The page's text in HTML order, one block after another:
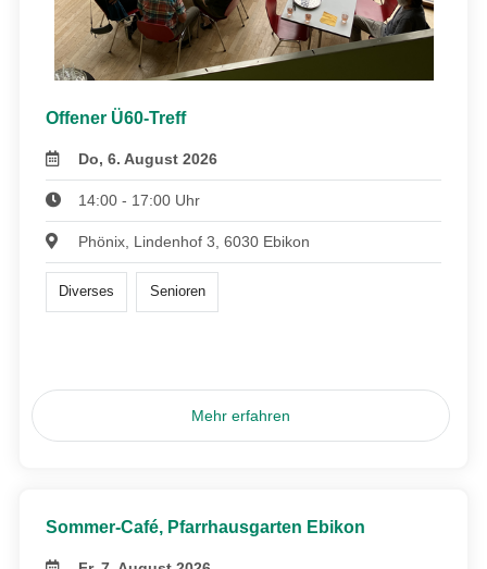
Offener Ü60-Treff
Do, 6. August 2026
14:00 - 17:00 Uhr
Phönix, Lindenhof 3, 6030 Ebikon
Diverses Senioren
Mehr erfahren
Sommer-Café, Pfarrhausgarten Ebikon